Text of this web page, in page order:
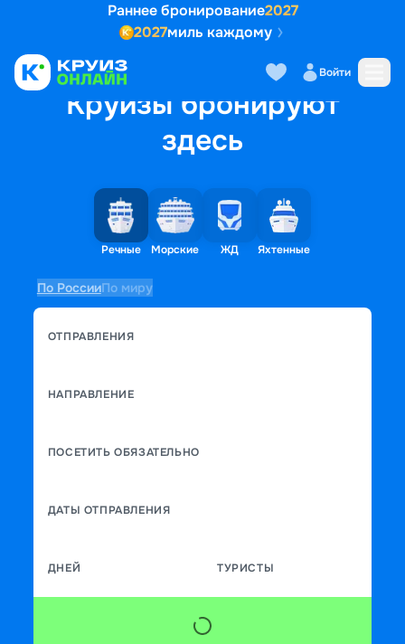
Раннее бронирование2027
2027миль каждому
Войти
Круизы бронируют
здесь
Речные Морские ЖД Яхтенные
По РоссииПо миру
ОТПРАВЛЕНИЯ
НАПРАВЛЕНИЕ
ПОСЕТИТЬ ОБЯЗАТЕЛЬНО
ДАТЫ ОТПРАВЛЕНИЯ
ДНЕЙ ТУРИСТЫ